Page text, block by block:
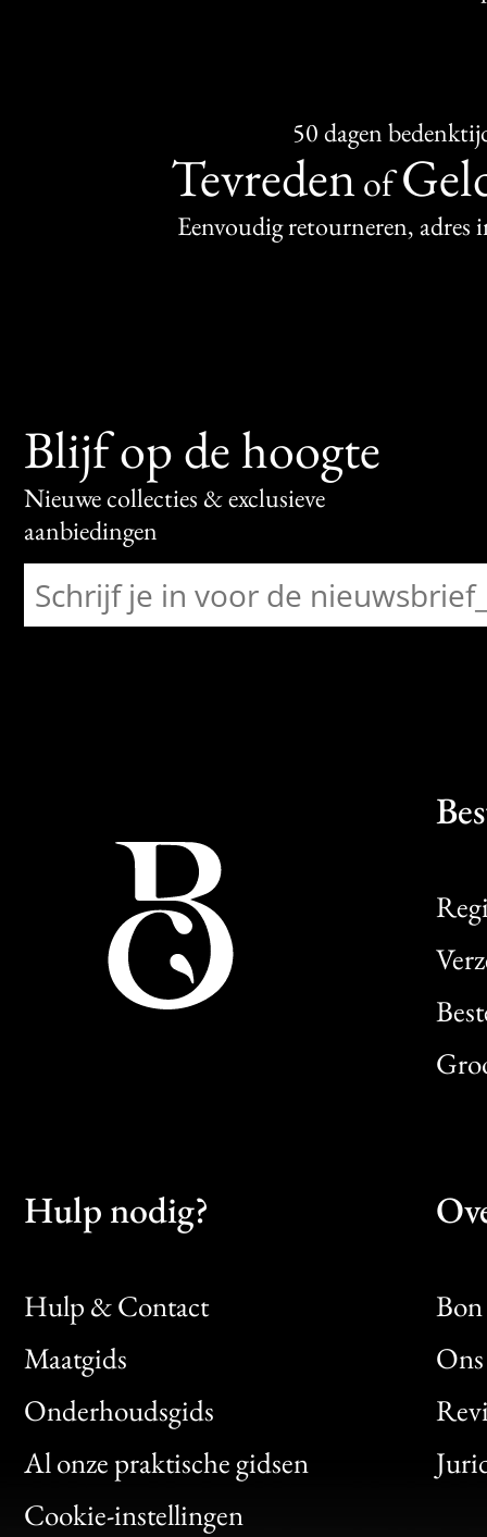
50 dagen
Tevredenof
Eenvoudig retourneren, adres
Blijf op de hoogte
Nieuwe collecties & exclusieve
aanbiedingen
Hulp nodig?
Hulp & Contact
Maatgids
Onderhoudsgids
Al onze praktische gidsen
Cookie-instellingen
Bon
Clic